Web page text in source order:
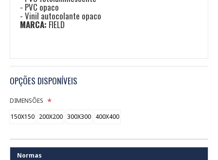
- PVC opaco
- Vinil autocolante opaco​
MARCA: FIELD
OPÇÕES DISPONÍVEIS
DIMENSÕES
150X150 200X200 300X300 400X400
Normas